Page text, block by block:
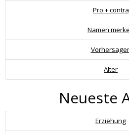
Pro + contra
Namen
Alter
Neueste
Erziehung